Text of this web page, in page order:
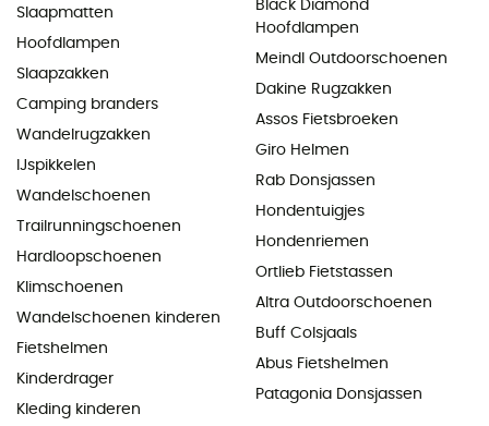
Slaapmatten
Hoofdlampen
Slaapzakken
Camping branders
Wandelrugzakken
IJspikkelen
Wandelschoenen
Trailrunningschoenen
Hardloopschoenen
Klimschoenen
Wandelschoenen kinderen
Fietshelmen
Kinderdrager
Kleding kinderen
Black Diamond
Hoofdlampen
Meindl Outdoorschoenen
Dakine Rugzakken
Assos Fietsbroeken
Giro Helmen
Rab Donsjassen
Hondentuigjes
Hondenriemen
Ortlieb Fietstassen
Altra Outdoorschoenen
Buff Colsjaals
Abus Fietshelmen
Patagonia Donsjassen